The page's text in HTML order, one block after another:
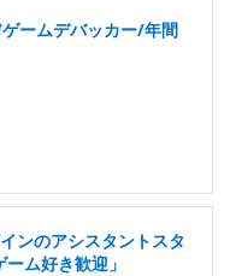
ームデバッカー/年間
ンのアシスタントスタ
ム好き歓迎」